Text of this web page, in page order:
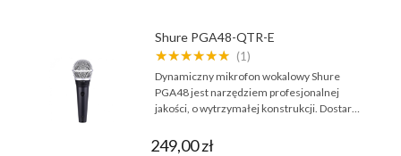
Shure PGA48-QTR-E
★★★★★★ (1)
Dynamiczny mikrofon wokalowy Shure
PGA48 jest narzędziem profesjonalnej
jakości, o wytrzymałej konstrukcji. Dostar…
249,00 zł